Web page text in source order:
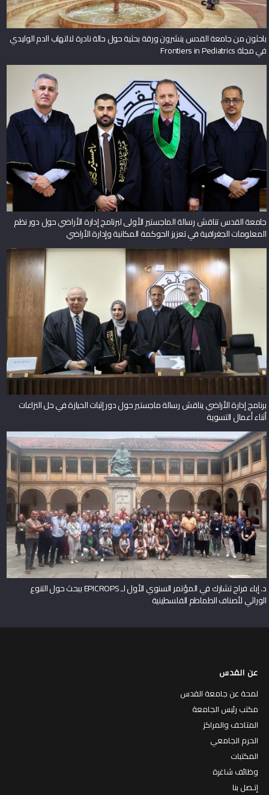
باحثون من جامعة القدس ينشرون ورقة بحثية حول حالة نادرة لالتهاب الدم الوليدي
في مجلة Frontiers in Pediatrics
جامعة القدس تناقش رسالة الماجستير الأولى لبرنامج إدارة الأراضي حول دور نظم
المعلومات الجغرافية في تعزيز الحوكمة المكانية وإدارة الأراضي
برنامج إدارة الأراضي يناقش رسالة ماجستير حول دور إثبات الحيازة في حل النزاعات
أثناء أعمال التسوية
د. إباء فراح تشارك في المؤتمر السنوي الأول لـ EPICROPS ببحث حول التنوع
الوراثي لأصناف الطماطم الفلسطينية
عن القدس
لمحة عن جامعة القدس
مكتب رئيس الجامعة
المتاحف والمراكز
الحرم الجامعي
المكتبات
وظائف شاغرة
إتـصل بنا